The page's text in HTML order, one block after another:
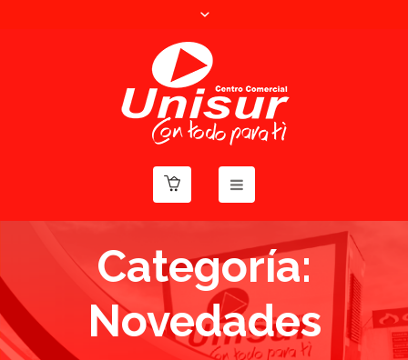
Categoría:
Novedades